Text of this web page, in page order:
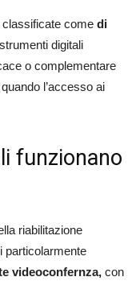
come di
digitali
o complementare
l’accesso ai
funzionano
riabilitazione
particolarmente
videoconfernza, con